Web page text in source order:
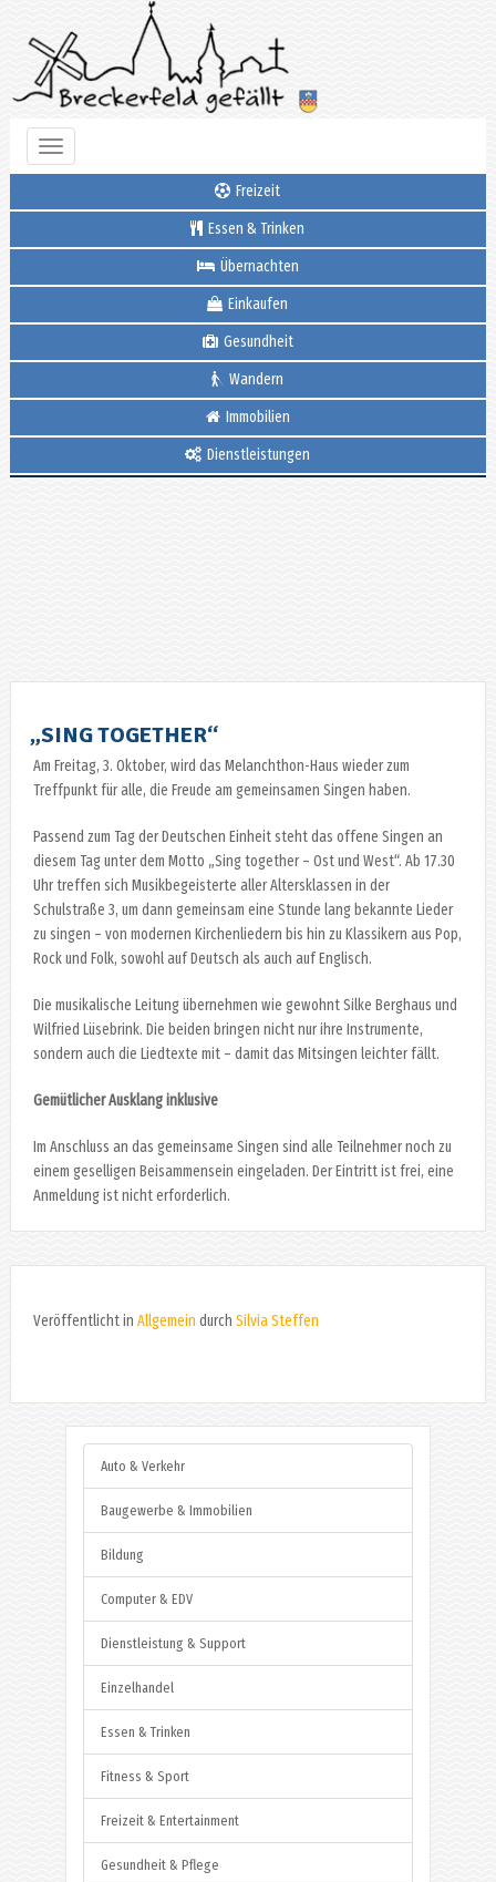
Toggle
navigation
Freizeit
Essen & Trinken
Übernachten
Einkaufen
Gesundheit
Wandern
Immobilien
Dienstleistungen
„SING TOGETHER“
Am Freitag, 3. Oktober, wird das Melanchthon-Haus wieder zum
Treffpunkt für alle, die Freude am gemeinsamen Singen haben.
Passend zum Tag der Deutschen Einheit steht das offene Singen an
diesem Tag unter dem Motto „Sing together – Ost und West“. Ab 17.30
Uhr treffen sich Musikbegeisterte aller Altersklassen in der
Schulstraße 3, um dann gemeinsam eine Stunde lang bekannte Lieder
zu singen – von modernen Kirchenliedern bis hin zu Klassikern aus Pop,
Rock und Folk, sowohl auf Deutsch als auch auf Englisch.
Die musikalische Leitung übernehmen wie gewohnt Silke Berghaus und
Wilfried Lüsebrink. Die beiden bringen nicht nur ihre Instrumente,
sondern auch die Liedtexte mit – damit das Mitsingen leichter fällt.
Gemütlicher Ausklang inklusive
Im Anschluss an das gemeinsame Singen sind alle Teilnehmer noch zu
einem geselligen Beisammensein eingeladen. Der Eintritt ist frei, eine
Anmeldung ist nicht erforderlich.
Veröffentlicht in Allgemein durch Silvia Steffen
Auto & Verkehr
Baugewerbe & Immobilien
Bildung
Computer & EDV
Dienstleistung & Support
Einzelhandel
Essen & Trinken
Fitness & Sport
Freizeit & Entertainment
Gesundheit & Pflege